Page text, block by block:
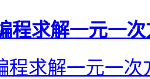
程求解一元一
程求解一元一